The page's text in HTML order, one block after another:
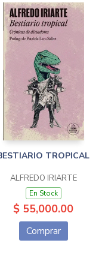
TROPICAL
ALFREDO IRIARTE
En Stock
$ 55,000.00
Comprar